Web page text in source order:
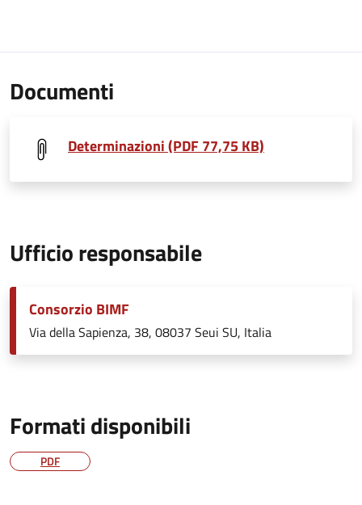
Documenti
Determinazioni (PDF 77,75 KB)
Ufficio responsabile
Consorzio BIMF
Via della Sapienza, 38, 08037 Seui SU, Italia
Formati disponibili
PDF